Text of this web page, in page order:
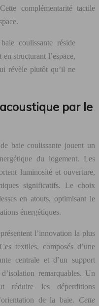
complémentarité tactile
coulissante réside
structurant l’espace,
révèle plutôt qu’il ne
par le
baie coulissante jouent un
du logement. Les
luminosité et ouverture,
significatifs. Le choix
en atouts, optimisant le
énergétiques.
l’innovation la plus
textiles, composés d’une
centrale et d’un support
remarquables. Un
réduire les déperditions
de la baie. Cette